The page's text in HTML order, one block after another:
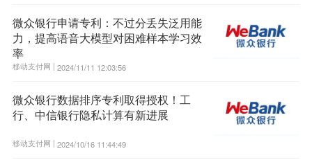
微众银行申请专利：不过分丢失泛用能
力，提高语音大模型对困难样本学习效
率
移动支付网 | 2024/11/11 12:03:56
微众银行数据排序专利取得授权！工
行、中信银行隐私计算有新进展
移动支付网 | 2024/10/16 11:44:49